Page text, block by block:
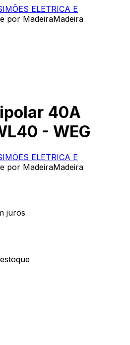
ELETRICA E
por MadeiraMadeira
40A
- WEG
ELETRICA E
por MadeiraMadeira
juros